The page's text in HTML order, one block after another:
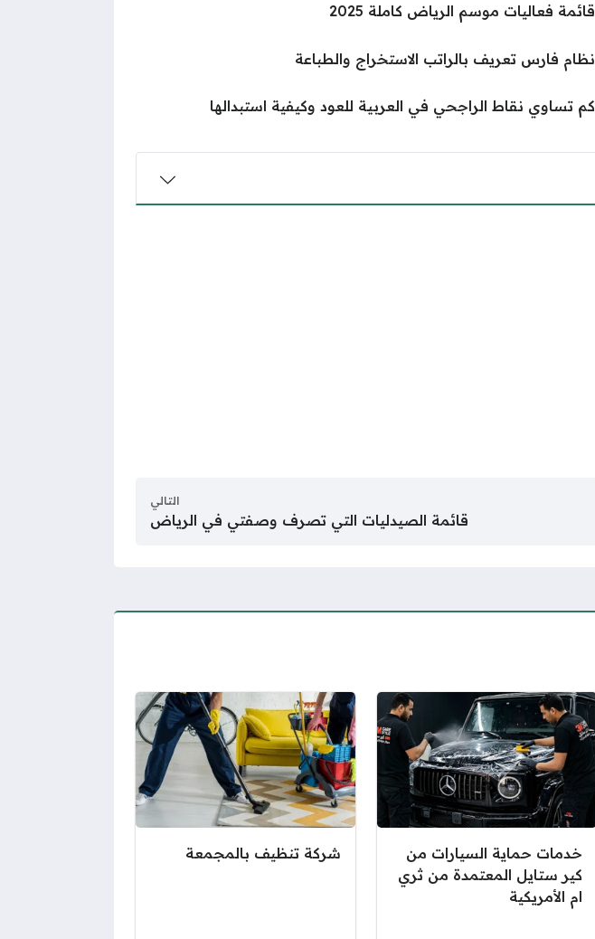
قائمة فعاليات موسم الرياض كاملة 2025
نظام فارس تعريف بالراتب الاستخراج والطباعة
كم تساوي نقاط الراجحي في العربية للعود وكيفية استبدالها
التالي
قائمة الصيدليات التي تصرف وصفتي في الرياض
خدمات حماية السيارات من
كير ستايل المعتمدة من ثري
ام الأمريكية
شركة تنظيف بالمجمعة